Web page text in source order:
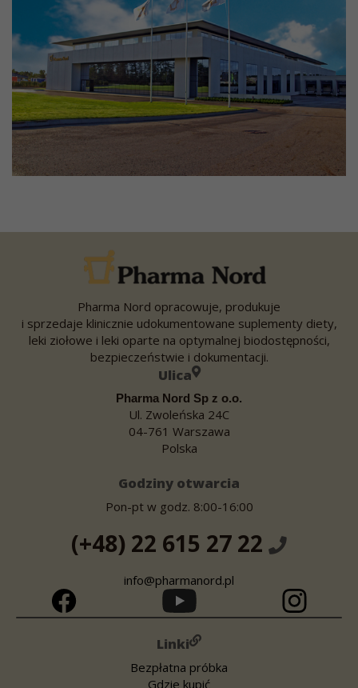
Pharma Nord opracowuje, produkuje
i sprzedaje klinicznie udokumentowane suplementy diety,
leki ziołowe i leki oparte na optymalnej biodostępności,
bezpieczeństwie i dokumentacji.
Ulica
Pharma Nord Sp z o.o.
Ul. Zwoleńska 24C
04-761 Warszawa
Polska
Godziny otwarcia
Pon-pt w godz. 8:00-16:00
(+48) 22 615 27 22
info@pharmanord.pl
Linki
Bezpłatna próbka
Gdzie kupić